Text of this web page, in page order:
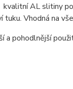
kvalitní AL slitiny
tuku. Vhodná na
a pohodlnější